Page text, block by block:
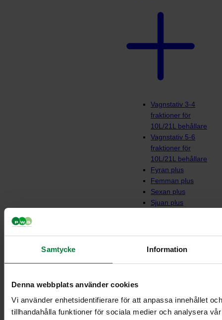
Samtycke Information
Denna webbplats använder cookies
Vi använder enhetsidentifierare för att anpassa innehållet
tillhandahålla funktioner för sociala medier och analysera
Vagnstativ 3-4
fraktioner för
10L/21L behållare
Vagnstativ 5-6
fraktioner för
10L/21L behållare
Fyran plus
Femman plus
Sexan plus
Sjuan plus
Sjuan
Vagnar till behållare